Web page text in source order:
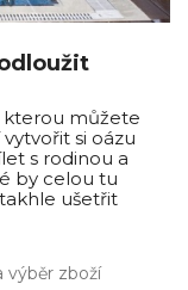
kterou můžete
si oázu
s rodinou a
by celou tu
ušetřit
výběr zboží